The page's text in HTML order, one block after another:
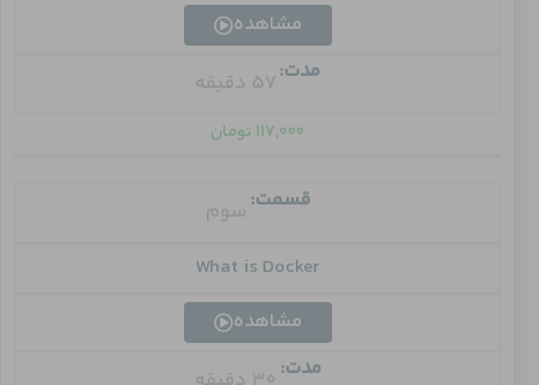
مشاهده
مدت: 57 دقیقه
۱۱۷,۰۰۰ تومان
قسمت: سوم
What is Docker
مشاهده
مدت: